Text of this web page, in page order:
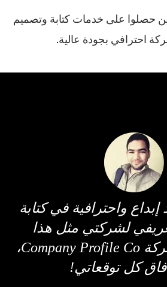
حصلوا على خدمات كتابة وتصميم
احترافي بجودة عالية.
واحترافية في كتابة
لشركتي مثل هذا
المحتوى من شركة Company Profile Co،
فاق كل توقعاتي!